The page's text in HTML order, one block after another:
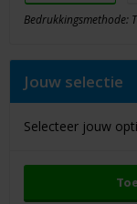
Bedrukkingsmethode:
Jouw selectie
Selecteer jouw